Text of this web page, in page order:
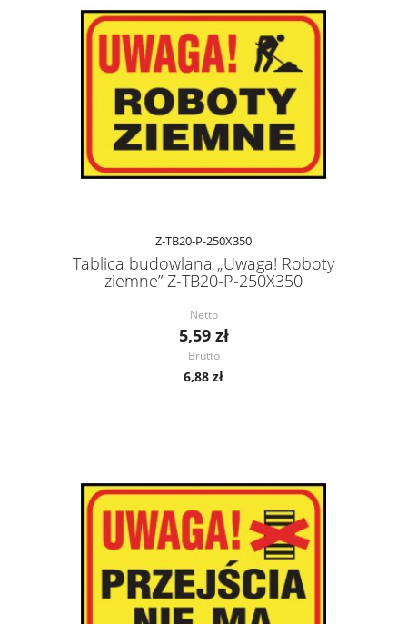
Z-TB20-P-250X350
Tablica budowlana „Uwaga! Roboty
ziemne” Z-TB20-P-250X350
Netto
5,59 zł
Brutto
6,88 zł